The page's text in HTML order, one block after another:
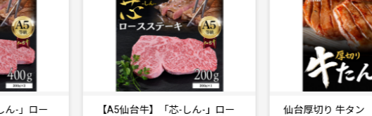
【A5仙台牛】「芯-しん-」ロー
仙台厚切り 牛タン